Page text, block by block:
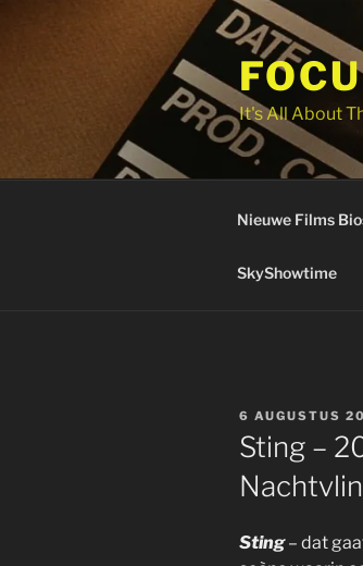
It's All About
Nieuwe Films
SkyShowtime
GEPLAATST
OP
6 AUGUSTUS
Sting –
Sting– dat